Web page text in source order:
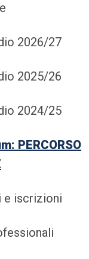
2026/27
2025/26
2024/25
PERCORSO
e iscrizioni